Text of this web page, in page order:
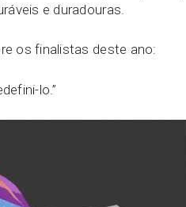
e duradouras.
os finalistas deste ano:
lo.”